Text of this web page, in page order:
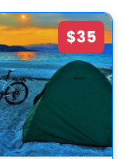
$35